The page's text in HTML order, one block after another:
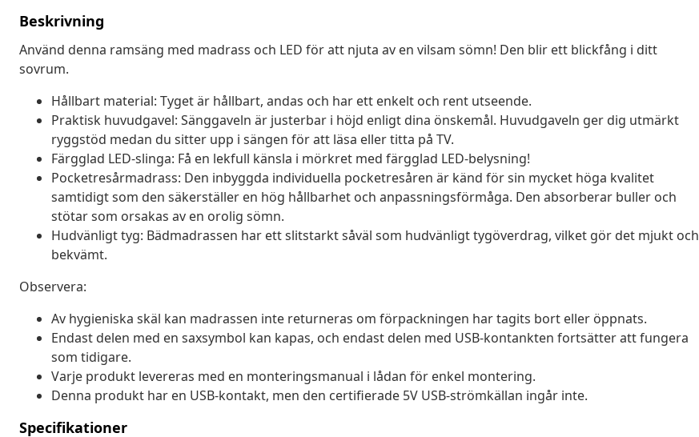
Beskrivning
Använd denna ramsäng med madrass och LED för att njuta av en vilsam sömn! Den blir ett blickfång i ditt
sovrum.
Hållbart material: Tyget är hållbart, andas och har ett enkelt och rent utseende.
Praktisk huvudgavel: Sänggaveln är justerbar i höjd enligt dina önskemål. Huvudgaveln ger dig utmärkt
ryggstöd medan du sitter upp i sängen för att läsa eller titta på TV.
Färgglad LED-slinga: Få en lekfull känsla i mörkret med färgglad LED-belysning!
Pocketresårmadrass: Den inbyggda individuella pocketresåren är känd för sin mycket höga kvalitet
samtidigt som den säkerställer en hög hållbarhet och anpassningsförmåga. Den absorberar buller och
stötar som orsakas av en orolig sömn.
Hudvänligt tyg: Bädmadrassen har ett slitstarkt såväl som hudvänligt tygöverdrag, vilket gör det mjukt och
bekvämt.
Observera:
Av hygieniska skäl kan madrassen inte returneras om förpackningen har tagits bort eller öppnats.
Endast delen med en saxsymbol kan kapas, och endast delen med USB-kontankten fortsätter att fungera
som tidigare.
Varje produkt levereras med en monteringsmanual i lådan för enkel montering.
Denna produkt har en USB-kontakt, men den certifierade 5V USB-strömkällan ingår inte.
Specifikationer